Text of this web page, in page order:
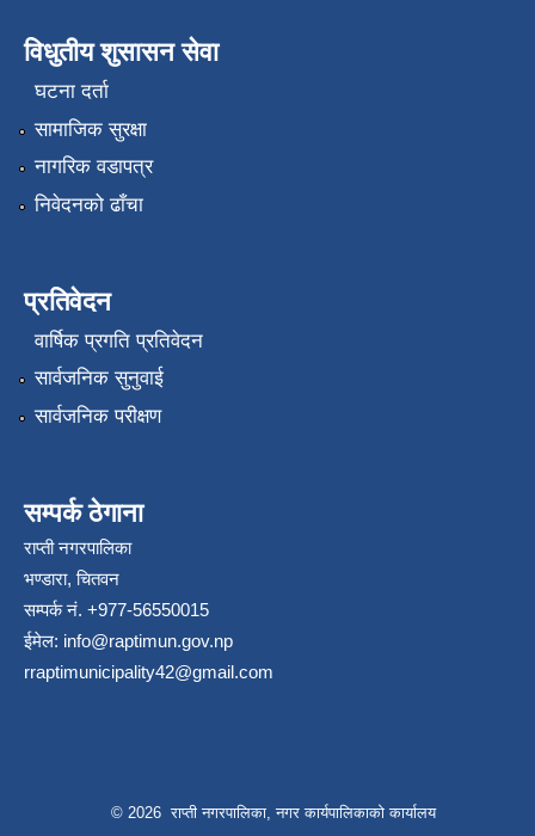
विधुतीय शुसासन सेवा
घटना दर्ता
सामाजिक सुरक्षा
नागरिक वडापत्र
निवेदनको ढाँचा
प्रतिवेदन
वार्षिक प्रगति प्रतिवेदन
सार्वजनिक सुनुवाई
सार्वजनिक परीक्षण
सम्पर्क ठेगाना
राप्ती नगरपालिका
भण्डारा, चितवन
सम्पर्क नं. +977-56550015
ईमेल: info@raptimun.gov.np
rraptimunicipality42@gmail.com
© 2026 राप्ती नगरपालिका, नगर कार्यपालिकाको कार्यालय